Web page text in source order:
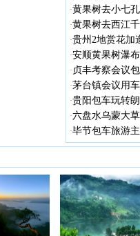
·黄果树去小七
·黄果树去西江
·贵州2地赏花加
·安顺黄果树瀑
· 贞丰考察会议
·茅台镇会议用
·贵阳包车玩转
·六盘水乌蒙大
·毕节包车旅游